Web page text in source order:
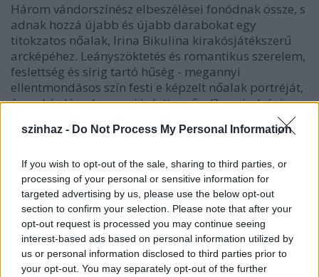
szinhaz - Do Not Process My Personal Information
If you wish to opt-out of the sale, sharing to third parties, or
processing of your personal or sensitive information for
targeted advertising by us, please use the below opt-out
section to confirm your selection. Please note that after your
opt-out request is processed you may continue seeing
interest-based ads based on personal information utilized by
us or personal information disclosed to third parties prior to
your opt-out. You may separately opt-out of the further
Három vándorszínész elbeszélései fonódnak össze, s
adnak hozzá újabb és újabb darabokat egy
titokzatos nőalak, Irina Bikulina kirakósjátékszerű
arcképéhez. Leányszöktetés és romantikus szerelem,
feslettség és sírig tartó hűség - megannyi
ellentmondásos szín festi e képzelt nőalak portréját,
ám a kérdés – hogy mi is lett a nővel? – mindvégig
Az előadás bemutatójára szeptember 27-én,
szombat este 7 órától kerül sor a Figura
nagyszínpadán felépített stúdiótérben. Ezt követően
a produkciót szeptember 28-án, vasárnap este 7
órától lehet újra megtekinteni.